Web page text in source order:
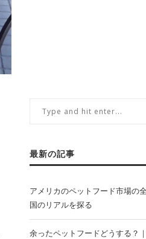
最新の記事
アメリカのペットフード市場の
国のリアルを探る
余ったペットフードどうする？